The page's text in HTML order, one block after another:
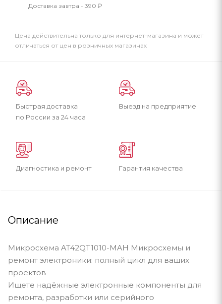
Доставка завтра - 390 ₽
Цена действительна только для интернет-магазина и может
отличаться от цен в розничных магазинах
Быстрая доставка
по России за 24 часа
Выезд на предприятие
Диагностика и ремонт Гарантия качества
Описание
Микросхема AT42QT1010-MAH Микросхемы и
ремонт электроники: полный цикл для ваших
проектов
Ищете надёжные электронные компоненты для
ремонта, разработки или серийного